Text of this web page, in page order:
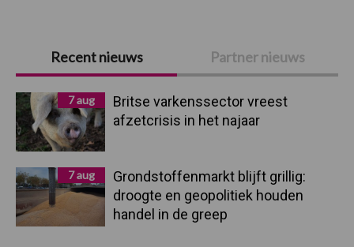
Primaire
Sidebar
Recent nieuws Partner nieuws
7 aug
Britse varkenssector vreest
afzetcrisis in het najaar
7 aug
Grondstoffenmarkt blijft grillig:
droogte en geopolitiek houden
handel in de greep